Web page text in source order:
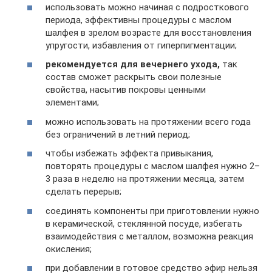
использовать можно начиная с подросткового
периода, эффективны процедуры с маслом
шалфея в зрелом возрасте для восстановления
упругости, избавления от гиперпигментации;
рекомендуется для вечернего ухода, так
состав сможет раскрыть свои полезные
свойства, насытив покровы ценными
элементами;
можно использовать на протяжении всего года
без ограничений в летний период;
чтобы избежать эффекта привыкания,
повторять процедуры с маслом шалфея нужно 2–
3 раза в неделю на протяжении месяца, затем
сделать перерыв;
соединять компоненты при приготовлении нужно
в керамической, стеклянной посуде, избегать
взаимодействия с металлом, возможна реакция
окисления;
при добавлении в готовое средство эфир нельзя